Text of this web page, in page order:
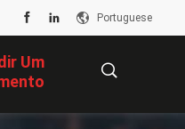
Portuguese
Um